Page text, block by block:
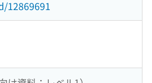
12869691